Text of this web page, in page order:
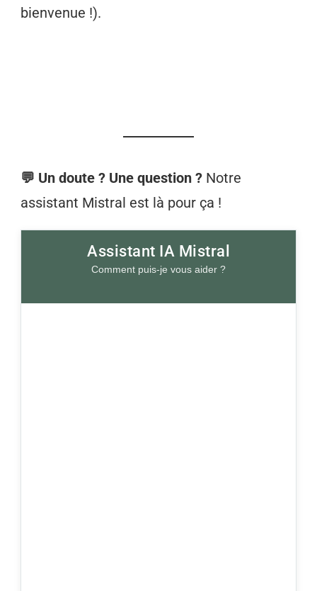
bienvenue !).
💬 Un doute ? Une question ? Notre
assistant Mistral est là pour ça !
Assistant IA Mistral
Comment puis-je vous aider ?